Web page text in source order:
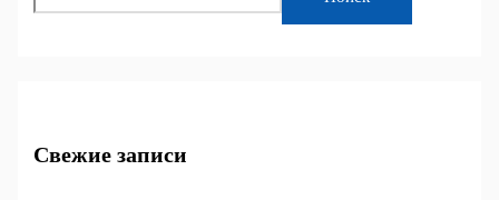
Свежие записи